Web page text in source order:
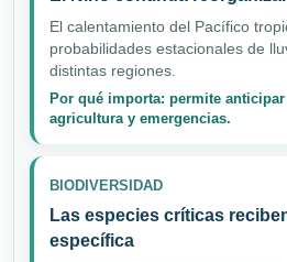
El calentamiento del Pacífico
probabilidades estacionales de
distintas regiones.
Por qué importa: permite
agricultura y emergencias.
BIODIVERSIDAD
Las especies críticas
específica